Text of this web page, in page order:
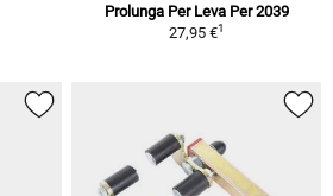
Prolunga Per Leva Per 2039
27,95 €1